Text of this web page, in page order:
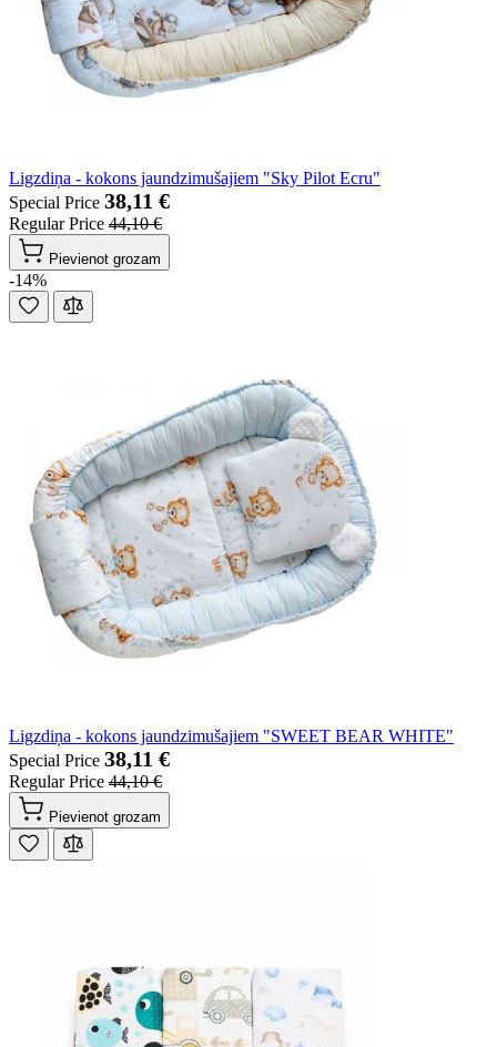
Ligzdiņa - kokons jaundzimušajiem "Sky Pilot Ecru"
Special Price 38,11 €
Regular Price 44,10 €
Pievienot grozam
-14%
Ligzdiņa - kokons jaundzimušajiem "SWEET BEAR WHITE"
Special Price 38,11 €
Regular Price 44,10 €
Pievienot grozam